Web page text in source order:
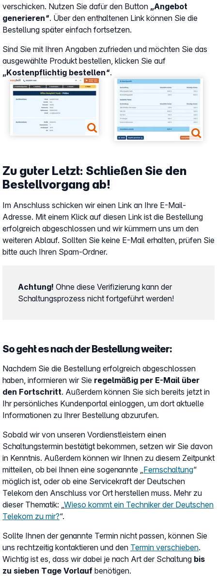
Show larger version Show larger version
verschicken. Nutzen Sie dafür den Button „Angebot
generieren“. Über den enthaltenen Link können Sie die
Bestellung später einfach fortsetzen.
Sind Sie mit Ihren Angaben zufrieden und möchten Sie das
ausgewählte Produkt bestellen, klicken Sie auf
„Kostenpflichtig bestellen“.
Zu guter Letzt: Schließen Sie den
Bestellvorgang ab!
Im Anschluss schicken wir einen Link an Ihre E-Mail-
Adresse. Mit einem Klick auf diesen Link ist die Bestellung
erfolgreich abgeschlossen und wir kümmern uns um den
weiteren Ablauf. Sollten Sie keine E-Mail erhalten, prüfen Sie
bitte auch Ihren Spam-Ordner.
Achtung! Ohne diese Verifizierung kann der
Schaltungsprozess nicht fortgeführt werden!
So geht es nach der Bestellung weiter:
Nachdem Sie die Bestellung erfolgreich abgeschlossen
haben, informieren wir Sie regelmäßig per E-Mail über
den Fortschritt. Außerdem können Sie sich bereits jetzt in
Ihr persönliches Kundenportal einloggen, um dort aktuelle
Informationen zu Ihrer Bestellung abzurufen.
Sobald wir von unseren Vordienstleistern einen
Schaltungstermin bestätigt bekommen, setzen wir Sie davon
in Kenntnis. Außerdem können wir Ihnen zu diesem Zeitpunkt
mitteilen, ob bei Ihnen eine sogenannte „Fernschaltung“
möglich ist, oder ob eine Servicekraft der Deutschen
Telekom den Anschluss vor Ort herstellen muss. Mehr zu
dieser Thematik: „Wieso kommt ein Techniker der Deutschen
Telekom zu mir?“.
Sollte Ihnen der genannte Termin nicht passen, können Sie
uns rechtzeitig kontaktieren und den Termin verschieben.
Wichtig ist es, dass wir dabei je nach Art der Schaltung bis
zu sieben Tage Vorlauf benötigen.